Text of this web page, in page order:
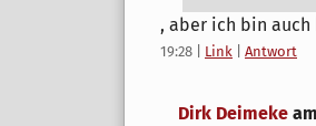
, aber ich bin auch
19:28 Link Antwort
Dirk Deimeke am